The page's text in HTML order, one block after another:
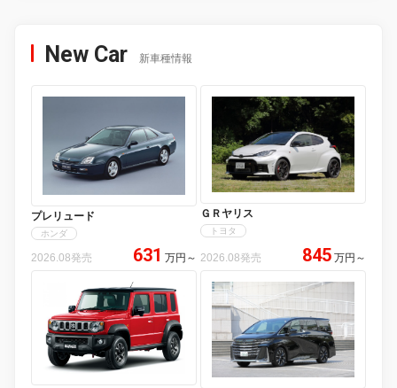
New Car 新車種情報
プレリュード
ホンダ
2026.08発売 631 万円 ～
ＧＲヤリス
トヨタ
2026.08発売 845 万円 ～